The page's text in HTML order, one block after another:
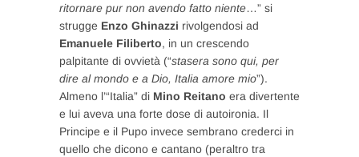
ritornare pur non avendo fatto niente…” si
strugge Enzo Ghinazzi rivolgendosi ad
Emanuele Filiberto, in un crescendo
palpitante di ovvietà (“stasera sono qui, per
dire al mondo e a Dio, Italia amore mio”).
Almeno l’“Italia” di Mino Reitano era divertente
e lui aveva una forte dose di autoironia. Il
Principe e il Pupo invece sembrano crederci in
quello che dicono e cantano (peraltro tra